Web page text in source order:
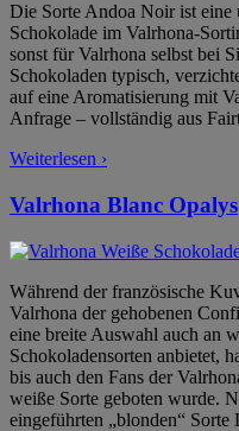
Die Sorte Andoa Noir ist eine
Schokolade im Valrhona-
sonst für Valrhona selbst bei
Schokoladen typisch,
auf eine Aromatisierung mit
Anfrage – vollständig aus
Weiterlesen ›
Valrhona Blanc Opalys
Während der französische
Valrhona der gehobenen
eine breite Auswahl auch an
Schokoladensorten anbietet,
bis auch den Fans der
weiße Sorte geboten wurde.
eingeführten „blonden“ Sorte